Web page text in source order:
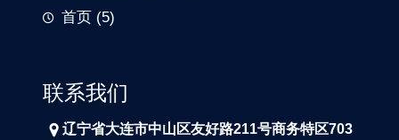
首页 (5)
联系我们
辽宁省大连市中山区友好路211号商务特区703